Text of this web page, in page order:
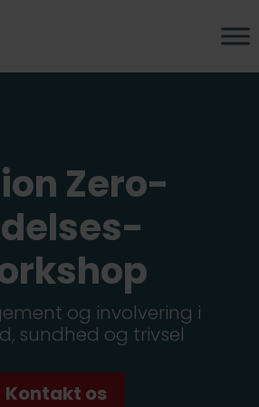
Zero-
og involvering i
sundhed og trivsel
Kontakt os